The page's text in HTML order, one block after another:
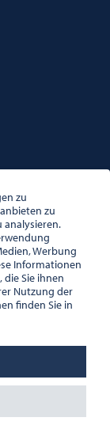
zu
zu
analysieren.
Werbung
Informationen
Sie ihnen
Nutzung der
finden Sie in